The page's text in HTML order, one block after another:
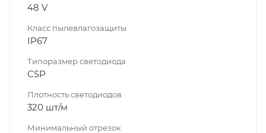
48 V
Класс пылевлагозащиты
IP67
Типоразмер светодиода
CSP
Плотность светодиодов
320 шт/м
Минимальный отрезок